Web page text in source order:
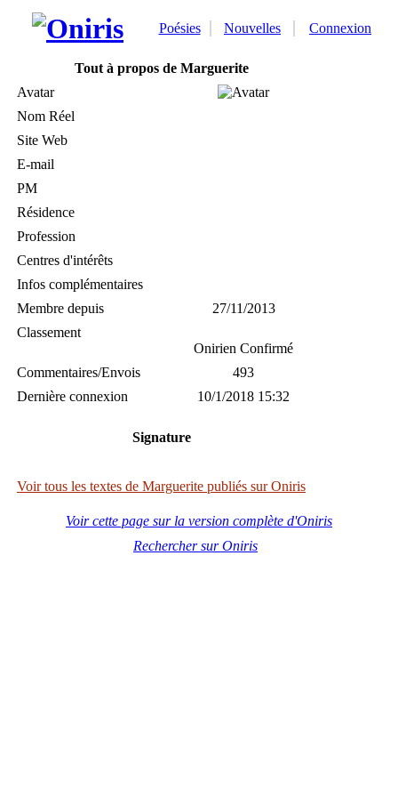
Poésies Nouvelles Connexion
Tout à propos de Marguerite
Avatar
Nom Réel
Site Web
E-mail
PM
Résidence
Profession
Centres d'intérêts
Infos complémentaires
Membre depuis
27/11/2013
Classement
Onirien Confirmé
Commentaires/Envois
493
Dernière connexion
10/1/2018 15:32
Signature
Voir tous les textes de Marguerite publiés sur Oniris
Voir cette page sur la version complète d'Oniris
Rechercher sur Oniris